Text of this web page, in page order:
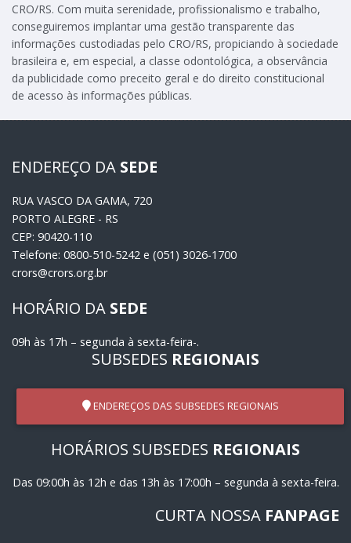
CRO/RS. Com muita serenidade, profissionalismo e trabalho,
conseguiremos implantar uma gestão transparente das
informações custodiadas pelo CRO/RS, propiciando à sociedade
brasileira e, em especial, a classe odontológica, a observância
da publicidade como preceito geral e do direito constitucional
de acesso às informações públicas.
ENDEREÇO DA SEDE
RUA VASCO DA GAMA, 720
PORTO ALEGRE - RS
CEP: 90420-110
Telefone: 0800-510-5242 e (051) 3026-1700
crors@crors.org.br
HORÁRIO DA SEDE
09h às 17h – segunda à sexta-feira-.
SUBSEDES REGIONAIS
ENDEREÇOS DAS SUBSEDES REGIONAIS
HORÁRIOS SUBSEDES REGIONAIS
Das 09:00h às 12h e das 13h às 17:00h – segunda à sexta-feira.
CURTA NOSSA FANPAGE